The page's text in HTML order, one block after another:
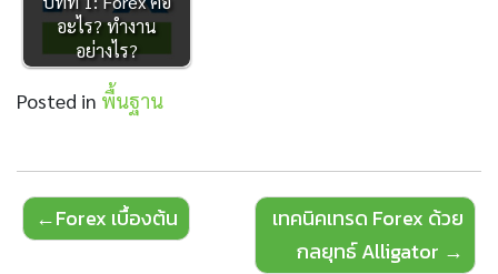
อะไร? ทำงาน
อย่างไร?
Posted in พื้นฐาน
Post
navigation
Forex เบื้องต้น
เทคนิคเทรด Forex ด้วย
กลยุทธ์ Alligator